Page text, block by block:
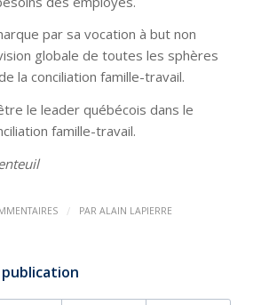
par sa vocation à but non
globale de toutes les sphères
la conciliation famille-travail.
le leader québécois dans le
famille-travail.
/ PAR ALAIN LAPIERRE